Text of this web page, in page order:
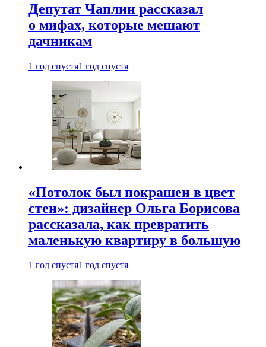
Депутат Чаплин рассказал
о мифах, которые мешают
дачникам
1 год спустя1 год спустя
«Потолок был покрашен в цвет
стен»: дизайнер Ольга Борисова
рассказала, как превратить
маленькую квартиру в большую
1 год спустя1 год спустя